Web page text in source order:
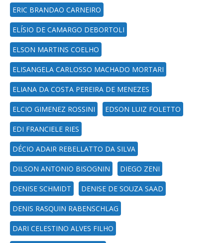
ERIC BRANDAO CARNEIRO
ELÍSIO DE CAMARGO DEBORTOLI
ELSON MARTINS COELHO
ELISANGELA CARLOSSO MACHADO MORTARI
ELIANA DA COSTA PEREIRA DE MENEZES
ELCIO GIMENEZ ROSSINI EDSON LUIZ FOLETTO
EDI FRANCIELE RIES
DÉCIO ADAIR REBELLATTO DA SILVA
DILSON ANTONIO BISOGNIN DIEGO ZENI
DENISE SCHMIDT DENISE DE SOUZA SAAD
DENIS RASQUIN RABENSCHLAG
DARI CELESTINO ALVES FILHO